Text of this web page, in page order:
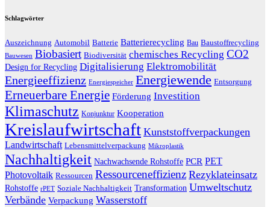
Schlagwörter
Auszeichnung Automobil Batterie Batterierecycling Bau Baustoffrecycling
Bauwesen Biobasiert Biodiversität chemisches Recycling CO2
Design for Recycling Digitalisierung Elektromobilität
Energieeffizienz Energiespeicher Energiewende Entsorgung
Erneuerbare Energie Förderung Investition
Klimaschutz Konjunktur Kooperation
Kreislaufwirtschaft Kunststoffverpackungen
Landwirtschaft Lebensmittelverpackung Mikroplastik
Nachhaltigkeit Nachwachsende Rohstoffe PCR PET
Photovoltaik Ressourcen Ressourceneffizienz Rezyklateinsatz
Rohstoffe rPET Soziale Nachhaltigkeit Transformation Umweltschutz
Verbände Verpackung Wasserstoff